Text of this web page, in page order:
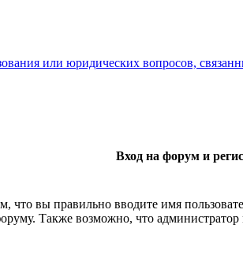
или юридических вопросов,
Вход на форум и
что вы правильно вводите имя
Также возможно, что